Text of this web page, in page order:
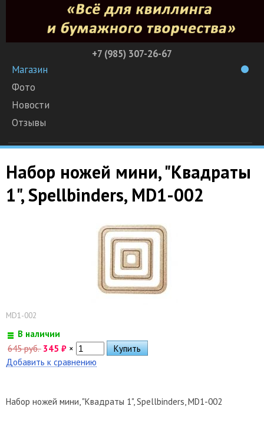
+7 (985) 307-26-67
Магазин
Фото
Новости
Отзывы
Набор ножей мини, "Квадраты
1", Spellbinders, MD1-002
MD1-002
В наличии
645 руб. 345 ₽ ×
Добавить к сравнению
Набор ножей мини, "Квадраты 1", Spellbinders, MD1-002